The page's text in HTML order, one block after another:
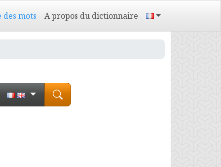
des mots A propos du dictionnaire